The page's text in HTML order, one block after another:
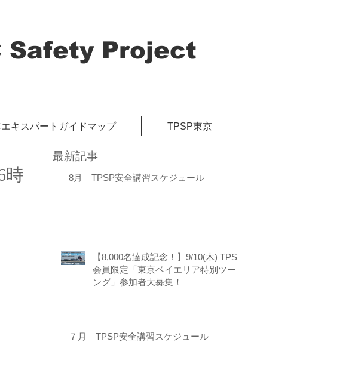
Safety Project
キスパートガイドマップ TPSP東京
時
最新記事
8月 TPSP安全講習スケジュール
【8,000名達成記念！】9/10(木) TPSP
会員限定「東京ベイエリア特別ツーリ
ング」参加者大募集！
７月 TPSP安全講習スケジュール